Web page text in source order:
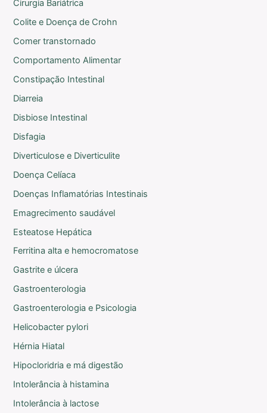
Cirurgia Bariátrica
Colite e Doença de Crohn
Comer transtornado
Comportamento Alimentar
Constipação Intestinal
Diarreia
Disbiose Intestinal
Disfagia
Diverticulose e Diverticulite
Doença Celíaca
Doenças Inflamatórias Intestinais
Emagrecimento saudável
Esteatose Hepática
Ferritina alta e hemocromatose
Gastrite e úlcera
Gastroenterologia
Gastroenterologia e Psicologia
Helicobacter pylori
Hérnia Hiatal
Hipocloridria e má digestão
Intolerância à histamina
Intolerância à lactose